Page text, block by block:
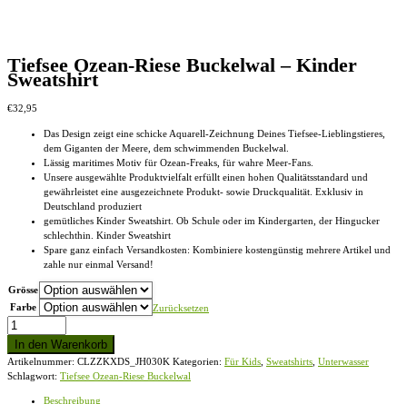
Tiefsee Ozean-Riese Buckelwal – Kinder
Sweatshirt
€32,95
Das Design zeigt eine schicke Aquarell-Zeichnung Deines Tiefsee-Lieblingstieres,
dem Giganten der Meere, dem schwimmenden Buckelwal.
Lässig maritimes Motiv für Ozean-Freaks, für wahre Meer-Fans.
Unsere ausgewählte Produktvielfalt erfüllt einen hohen Qualitätsstandard und
gewährleistet eine ausgezeichnete Produkt- sowie Druckqualität. Exklusiv in
Deutschland produziert
gemütliches Kinder Sweatshirt. Ob Schule oder im Kindergarten, der Hingucker
schlechthin. Kinder Sweatshirt
Spare ganz einfach Versandkosten: Kombiniere kostengünstig mehrere Artikel und
zahle nur einmal Versand!
Grösse
Farbe
Zurücksetzen
Tiefsee
Ozean-
Riese
Buckelwal
-
In den Warenkorb
Artikelnummer: CLZZKXDS_JH030K Kategorien: Für Kids Sweatshirts Unterwasser
Schlagwort: Tiefsee Ozean-Riese Buckelwal
Beschreibung